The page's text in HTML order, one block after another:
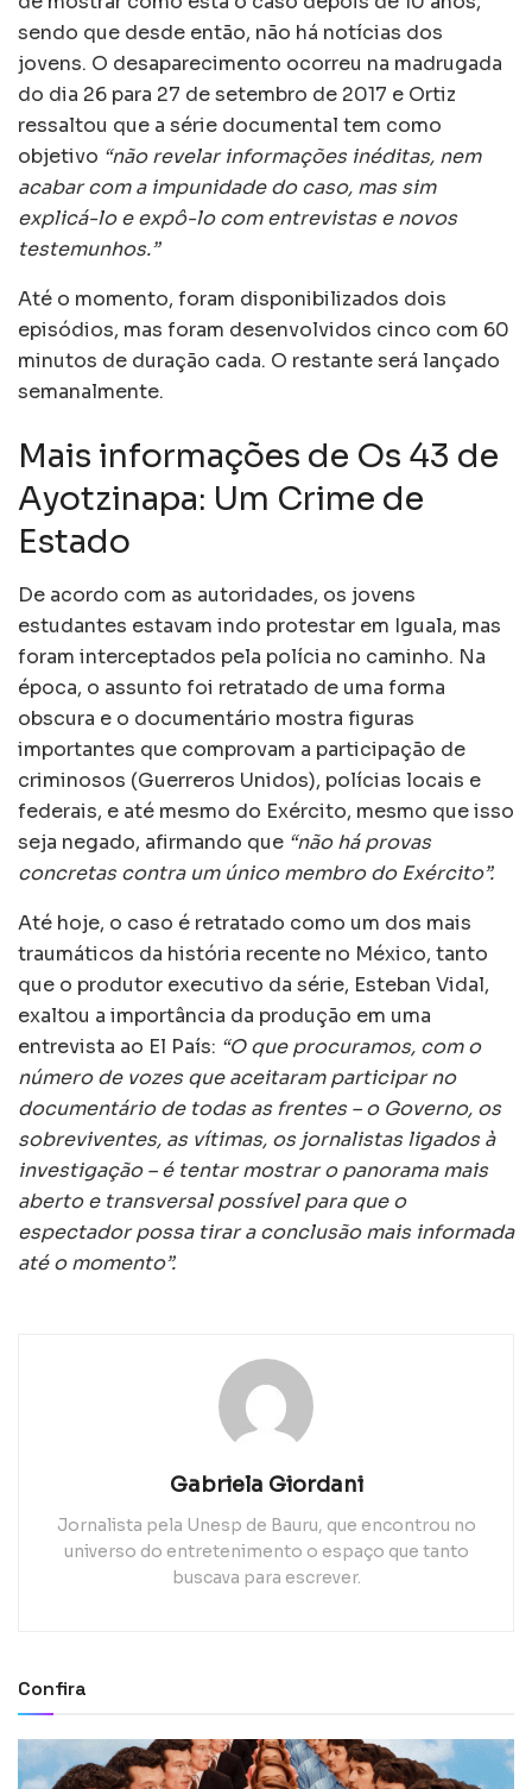
sendo que desde então, não há notícias dos
jovens. O desaparecimento ocorreu na madrugada
do dia 26 para 27 de setembro de 2017 e Ortiz
ressaltou que a série documental tem como
objetivo “não revelar informações inéditas, nem
acabar com a impunidade do caso, mas sim
explicá-lo e expô-lo com entrevistas e novos
testemunhos.”
Até o momento, foram disponibilizados dois
episódios, mas foram desenvolvidos cinco com 60
minutos de duração cada. O restante será lançado
semanalmente.
Mais informações de Os 43 de
Ayotzinapa: Um Crime de
Estado
De acordo com as autoridades, os jovens
estudantes estavam indo protestar em Iguala, mas
foram interceptados pela polícia no caminho. Na
época, o assunto foi retratado de uma forma
obscura e o documentário mostra figuras
importantes que comprovam a participação de
criminosos (Guerreros Unidos), polícias locais e
federais, e até mesmo do Exército, mesmo que isso
seja negado, afirmando que “não há provas
concretas contra um único membro do Exército”.
Até hoje, o caso é retratado como um dos mais
traumáticos da história recente no México, tanto
que o produtor executivo da série, Esteban Vidal,
exaltou a importância da produção em uma
entrevista ao El País: “O que procuramos, com o
número de vozes que aceitaram participar no
documentário de todas as frentes – o Governo, os
sobreviventes, as vítimas, os jornalistas ligados à
investigação – é tentar mostrar o panorama mais
aberto e transversal possível para que o
espectador possa tirar a conclusão mais informada
até o momento”.
Gabriela Giordani
Jornalista pela Unesp de Bauru, que encontrou no
universo do entretenimento o espaço que tanto
buscava para escrever.
Confira